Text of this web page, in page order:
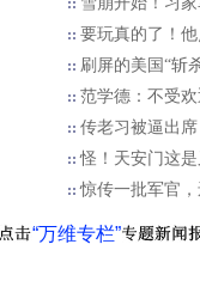
要玩真的了！
刷屏的美国“斩
范学德：不受
传老习被逼出
怪！天安门这
惊传一批军官
“万维专栏”